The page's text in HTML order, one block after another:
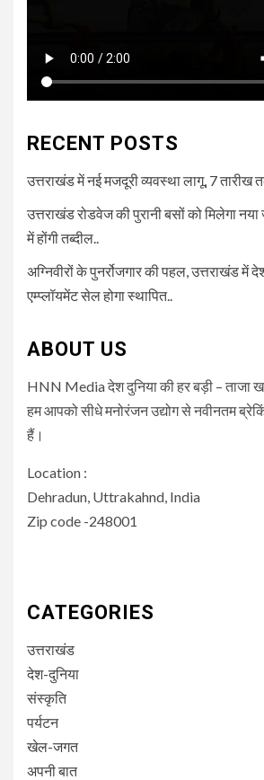
RECENT POSTS
उत्तराखंड में नई मजदूरी व्यवस्था लागू, 7 तारीख
उत्तराखंड रोडवेज की पुरानी बसों को मिलेगा
में होंगी तब्दील..
अग्निवीरों के पुनर्रोजगार की पहल, उत्तराखंड में
एम्प्लॉयमेंट सेल होगा स्थापित..
ABOUT US
HNN Media देश दुनिया की हर बड़ी – ताजा
हम आपको सीधे मनोरंजन उद्योग से नवीनतम
हैं।
Location :
Dehradun, Uttrakahnd, India
Zip code -248001
CATEGORIES
उत्तराखंड
देश-दुनिया
संस्कृति
पर्यटन
खेल-जगत
अपनी बात